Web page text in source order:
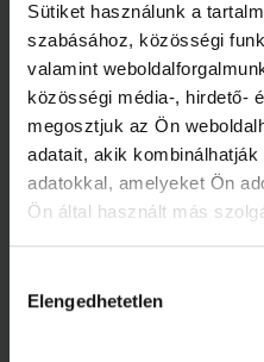
Sütiket használunk a
szabásához, közösségi
valamint
közösségi média-, hirdető-
megosztjuk az Ön
adatait, akik
adatokkal, amelyeket Ön
Ön által használt más
kiválasztása
Elengedhetetlen
Megnézem az összeset
További friss hírek